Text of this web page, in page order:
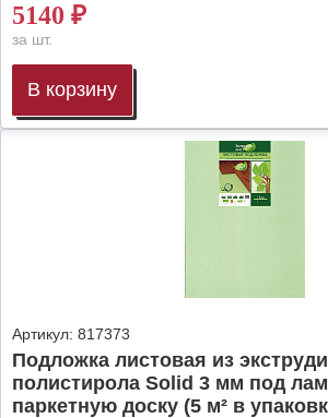
5140 ₽
за шт.
В корзину
Артикул: 817373
Подложка листовая из
полистирола Solid 3 мм под
паркетную доску (5 м² в